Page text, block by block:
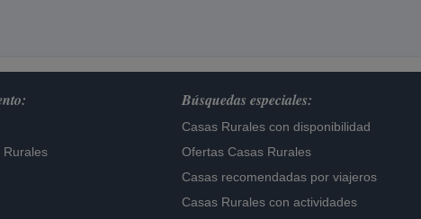
Rurales
Búsquedas especiales:
Casas Rurales con disponibilidad
Ofertas Casas Rurales
Casas recomendadas por viajeros
Casas Rurales con actividades